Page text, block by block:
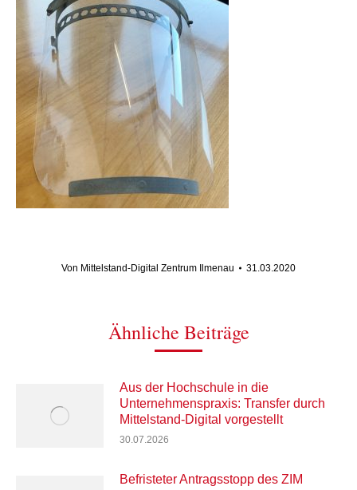
Von Mittelstand-Digital Zentrum Ilmenau 31.03.2020
Ähnliche Beiträge
Aus der Hochschule in die
Unternehmenspraxis: Transfer durch
Mittelstand-Digital vorgestellt
30.07.2026
Befristeter Antragsstopp des ZIM